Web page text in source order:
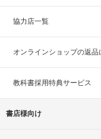
協力店一覧
オンラインショップの返品
教科書採用特典サービス
書店様向け